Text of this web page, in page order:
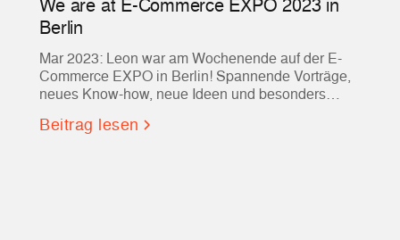
We are at E-Commerce EXPO 2023 in
Berlin
Mar 2023: Leon war am Wochenende auf der E-
Commerce EXPO in Berlin! Spannende Vorträge,
neues Know-how, neue Ideen und besonders
für euch!
Beitrag lesen